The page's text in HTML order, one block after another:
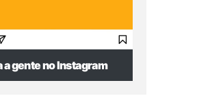
a gente no Instagram